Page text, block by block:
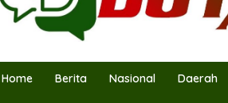
Home Berita Nasional Daerah